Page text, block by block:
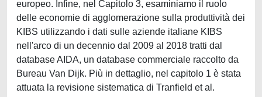
europeo. Infine, nel Capitolo 3, esaminiamo il ruolo
delle economie di agglomerazione sulla produttività dei
KIBS utilizzando i dati sulle aziende italiane KIBS
nell'arco di un decennio dal 2009 al 2018 tratti dal
database AIDA, un database commerciale raccolto da
Bureau Van Dijk. Più in dettaglio, nel capitolo 1 è stata
attuata la revisione sistematica di Tranfield et al.